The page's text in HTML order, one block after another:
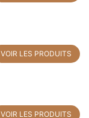
VOIR LES PRODUITS
VOIR LES PRODUITS